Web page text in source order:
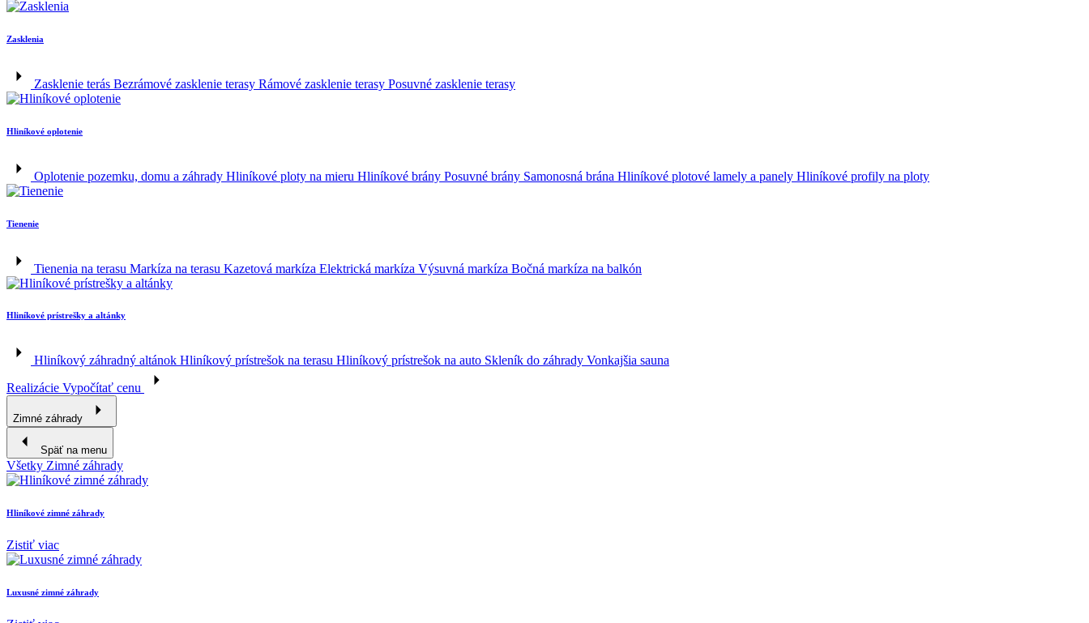
Zasklenia
Zasklenie terás Bezrámové zasklenie terasy Rámové zasklenie terasy Posuvné zasklenie terasy
Hliníkové oplotenie
Oplotenie pozemku, domu a záhrady Hliníkové ploty na mieru Hliníkové brány Posuvné brány Samonosná brána Hliníkové plotové lamely a panely Hliníkové profily na ploty
Tienenie
Tienenia na terasu Markíza na terasu Kazetová markíza Elektrická markíza Výsuvná markíza Bočná markíza na balkón
Hliníkové prístrešky a altánky
Hliníkový záhradný altánok Hliníkový prístrešok na terasu Hliníkový prístrešok na auto Skleník do záhrady Vonkajšia sauna
Realizácie Vypočítať cenu
Zimné záhrady
Späť na menu
Všetky Zimné záhrady
Hliníkové zimné záhrady
Zistiť viac
Luxusné zimné záhrady